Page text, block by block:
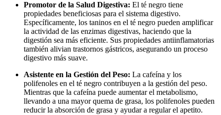
Promotor de la Salud Digestiva: El té negro tiene
propiedades beneficiosas para el sistema digestivo.
Específicamente, los taninos en el té negro pueden amplificar
la actividad de las enzimas digestivas, haciendo que la
digestión sea más eficiente. Sus propiedades antiinflamatorias
también alivian trastornos gástricos, asegurando un proceso
digestivo más suave.
Asistente en la Gestión del Peso: La cafeína y los
polifenoles en el té negro contribuyen a la gestión del peso.
Mientras que la cafeína puede aumentar el metabolismo,
llevando a una mayor quema de grasa, los polifenoles pueden
reducir la absorción de grasa y ayudar a regular el apetito.